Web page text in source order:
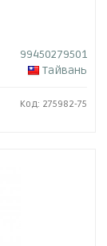
99450279501
Тайвань
Код: 275982-75